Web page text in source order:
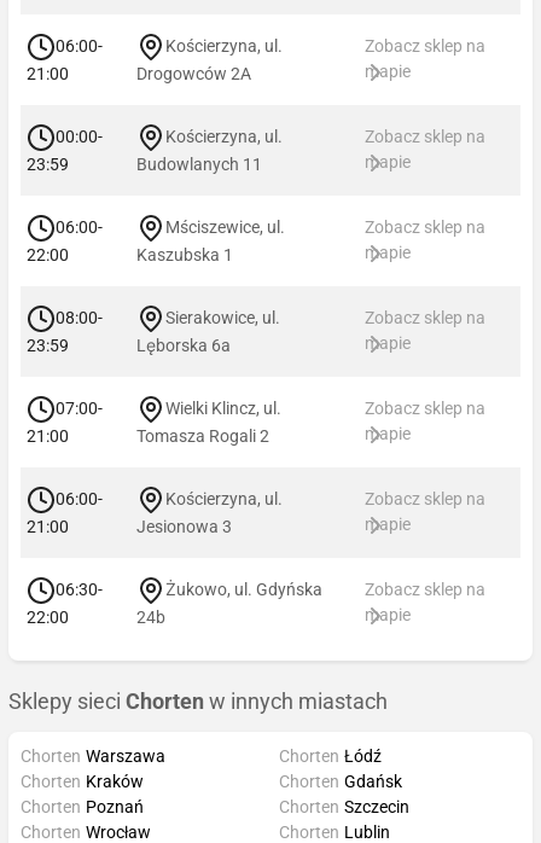
06:00-
21:00
Kościerzyna, ul.
Drogowców 2A
Zobacz sklep na
mapie
00:00-
23:59
Kościerzyna, ul.
Budowlanych 11
Zobacz sklep na
mapie
06:00-
22:00
Mściszewice, ul.
Kaszubska 1
Zobacz sklep na
mapie
08:00-
23:59
Sierakowice, ul.
Lęborska 6a
Zobacz sklep na
mapie
07:00-
21:00
Wielki Klincz, ul.
Tomasza Rogali 2
Zobacz sklep na
mapie
06:00-
21:00
Kościerzyna, ul.
Jesionowa 3
Zobacz sklep na
mapie
06:30-
22:00
Żukowo, ul. Gdyńska
24b
Zobacz sklep na
mapie
Sklepy sieci Chorten w innych miastach
Chorten Warszawa
Chorten Kraków
Chorten Poznań
Chorten Wrocław
Chorten Łódź
Chorten Gdańsk
Chorten Szczecin
Chorten Lublin